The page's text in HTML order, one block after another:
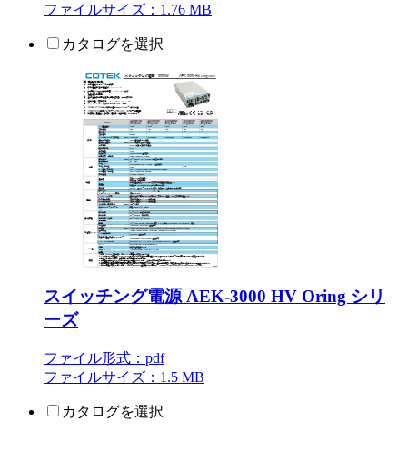
ファイルサイズ：1.76 MB
カタログを選択
スイッチング電源 AEK-3000 HV Oring シリ
ーズ
ファイル形式：pdf
ファイルサイズ：1.5 MB
カタログを選択